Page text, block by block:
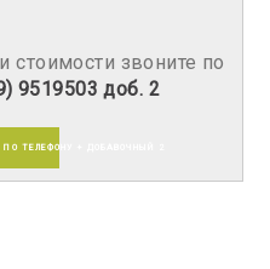
стоимости звоните по
9519503 доб. 2
ПО ТЕЛЕФОНУ + ДОБАВОЧНЫЙ 2